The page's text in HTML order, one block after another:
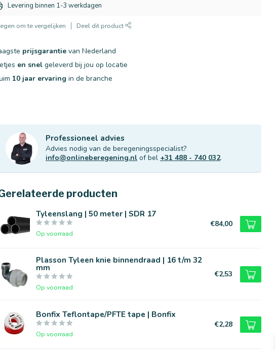
Levering binnen 1-3 werkdagen
om te vergelijken Deel dit product
prijsgarantie van Nederland
en snel geleverd bij jou op locatie
10 jaar ervaring in de branche
Professioneel advies
Advies nodig van de beregeningsspecialist?
info@onlineberegening.nl of bel +31 488 - 740 032.
producten
Tyleenslang | 50 meter | SDR 17
Op voorraad
€84,00
Plasson Tyleen knie binnendraad | 16 t/m 32
mm
Op voorraad
€2,53
Bonfix Teflontape/PFTE tape | Bonfix
Op voorraad
€2,28